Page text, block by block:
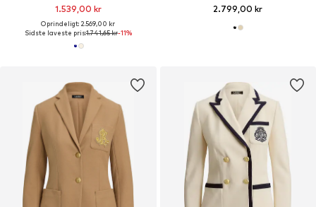
1.539,00 kr
Oprindeligt: 2.569,00 kr
Sidste laveste pris:1.741,65 kr-11%
2.799,00 kr